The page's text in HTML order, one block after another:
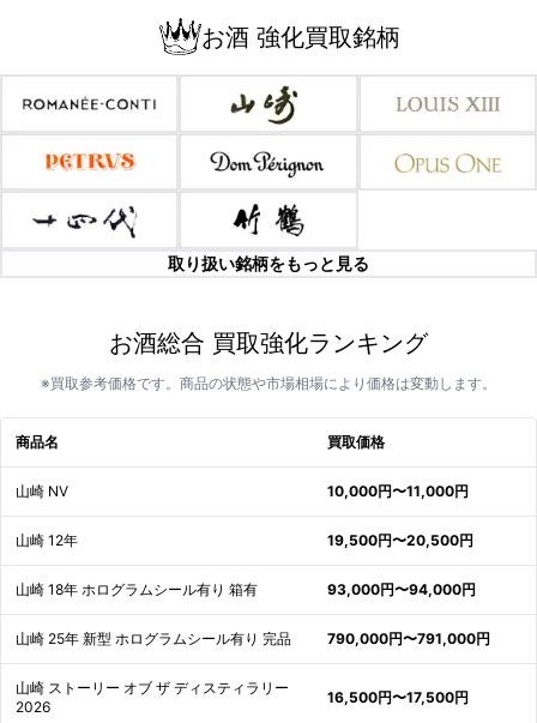
お酒 強化買取銘柄
取り扱い銘柄をもっと見る
お酒総合 買取強化ランキング
※買取参考価格です。商品の状態や市場相場により価格は変動します。
商品名 買取価格
山崎 NV 10,000円〜11,000円
山崎 12年 19,500円〜20,500円
山崎 18年 ホログラムシール有り 箱有 93,000円〜94,000円
山崎 25年 新型 ホログラムシール有り 完品 790,000円〜791,000円
山崎 ストーリー オブ ザ ディスティラリー
2026
16,500円〜17,500円